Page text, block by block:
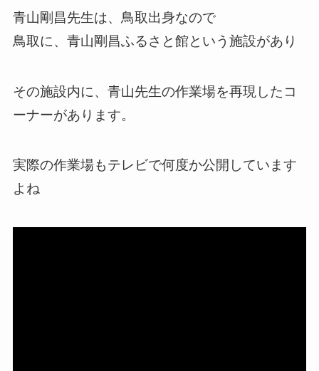
青山剛昌先生は、鳥取出身なので
鳥取に、青山剛昌ふるさと館という施設があり
その施設内に、青山先生の作業場を再現したコ
ーナーがあります。
実際の作業場もテレビで何度か公開しています
よね